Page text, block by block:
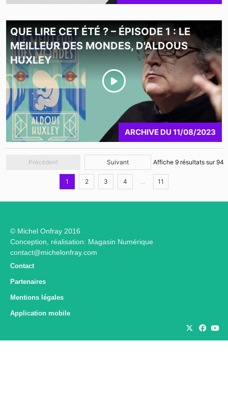
QUE LIRE CET ÉTÉ ? – ÉPISODE 1 : LE
MEILLEUR DES MONDES, D'ALDOUS
HUXLEY
ARCHIVE DU 11/08/2023
Précédent Suivant Affiche 9 résultats sur94
1 2 3 4 11
© Michel Onfray 2016
Conception, réalisation: Magasin Numérique
contact@michelonfray.com
Contact
Partenaires
Mentions légales
Application mobile